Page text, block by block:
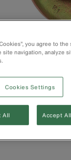
you agree to
navigation, analyze
Cookies Settings
All Accept